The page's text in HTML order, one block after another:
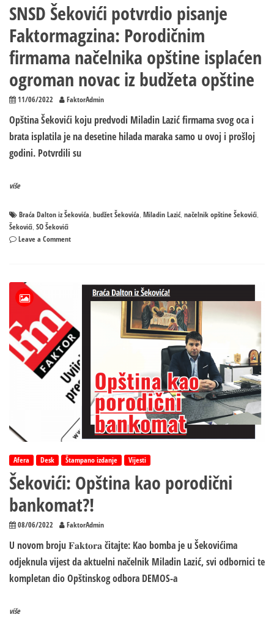
SNSD Šekovići potvrdio pisanje
Faktormagzina: Porodičnim
firmama načelnika opštine isplaćen
ogroman novac iz budžeta opštine
11/06/2022 FaktorAdmin
Opština Šekovići koju predvodi Miladin Lazić firmama svog oca i
brata isplatila je na desetine hilada maraka samo u ovoj i prošloj
godini. Potvrdili su
više
Braća Dalton iz Šekovića, budžet Šekovića, Miladin Lazić, načelnik opštine Šekovići,
Šekovići, SO Šekovići
Leave a Commenton
pisanje
Faktormagzina:
firmama
načelnika
opštine
isplaćen
ogroman
novac
iz
budžeta
opštine
Afera Desk Štampano izdanje Vijesti
Šekovići: Opština kao porodični
bankomat?!
08/06/2022 FaktorAdmin
U novom broju 𝐅𝐚𝐤𝐭𝐨𝐫𝐚 čitajte: Kao bomba je u Šekovićima
odjeknula vijest da aktuelni načelnik Miladin Lazić, svi odbornici te
kompletan dio Opštinskog odbora DEMOS-a
više